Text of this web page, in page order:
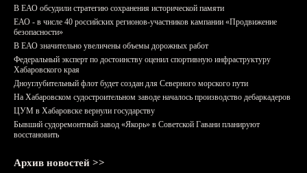
В ЕАО обсудили стратегию сохранения исторической памяти
ЕАО - в числе 40 российских регионов-участников кампании «Продвижение
безопасности»
В ЕАО значительно увеличены объемы дорожных работ
Федеральный эксперт по достоинству оценил спортивную инфраструктуру
Хабаровского края
Дноуглубительный флот будет создан для Северного морского пути
На Хабаровском судостроительном заводе началось производство дебаркадеров
ЦУМ в Хабаровске вернули государству
Бывший судоремонтный завод «Якорь» в Советской Гавани планируют
восстановить
Архив новостей >>